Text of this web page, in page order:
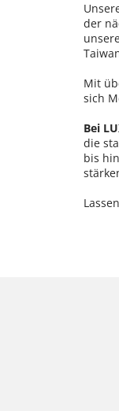
der
Mit
sich
Bei
die
bis